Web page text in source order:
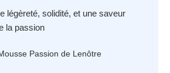
légèreté, solidité, et une saveur
la passion